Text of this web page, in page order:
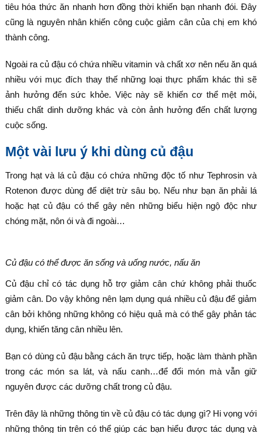
tiêu hóa thức ăn nhanh hơn đồng thời khiến bạn nhanh đói. Đây
cũng là nguyên nhân khiến công cuộc giảm cân của chị em khó
thành công.
Ngoài ra củ đậu có chứa nhiều vitamin và chất xơ nên nếu ăn quá
nhiều với mục đích thay thế những loại thực phẩm khác thì sẽ
ảnh hưởng đến sức khỏe. Việc này sẽ khiến cơ thể mệt mỏi,
thiếu chất dinh dưỡng khác và còn ảnh hưởng đến chất lượng
cuộc sống.
Một vài lưu ý khi dùng củ đậu
Trong hạt và lá củ đậu có chứa những độc tố như Tephrosin và
Rotenon được dùng để diệt trừ sâu bọ. Nếu như bạn ăn phải lá
hoặc hạt củ đậu có thể gây nên những biểu hiện ngộ độc như
chóng mặt, nôn ói và đi ngoài…
Củ đậu có thể được ăn sống và uống nước, nấu ăn
Củ đậu chỉ có tác dụng hỗ trợ giảm cân chứ không phải thuốc
giảm cân. Do vậy không nên lạm dụng quá nhiều củ đậu để giảm
cân bởi không những không có hiệu quả mà có thể gây phản tác
dụng, khiến tăng cân nhiều lên.
Bạn có dùng củ đậu bằng cách ăn trực tiếp, hoặc làm thành phần
trong các món sa lát, và nấu canh…để đổi món mà vẫn giữ
nguyên được các dưỡng chất trong củ đậu.
Trên đây là những thông tin về củ đậu có tác dụng gì? Hi vọng với
những thông tin trên có thể giúp các bạn hiểu được tác dụng và